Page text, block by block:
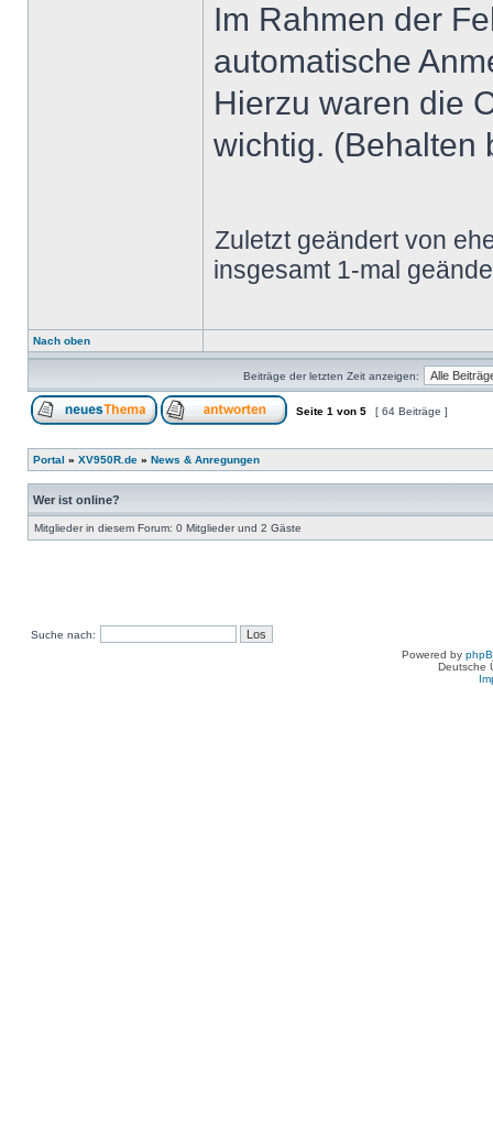
Im Rahmen der
automatische
Hierzu waren die
wichtig. (Behalten
Zuletzt geändert von
insgesamt 1-mal
Nach oben
Beiträge der letzten Zeit anzeigen:
Seite 1 von 5 [ 64 Beiträge ]
Portal » XV950R.de » News & Anregungen
Wer ist online?
Mitglieder in diesem Forum: 0 Mitglieder und 2 Gäste
Suche nach:
Powered by
Deutsche